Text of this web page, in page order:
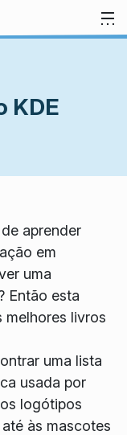
KDE
aprender
em
uma
Então esta
melhores livros
uma lista
usada por
logótipos
às mascotes